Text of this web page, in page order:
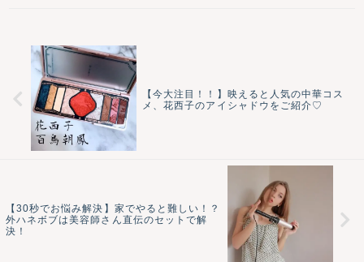
【今大注目！！】映えると人気の中華コス
メ、花西子のアイシャドウをご紹介♡
【30秒でお悩み解決】家でやると難しい！？
外ハネボブは美容師さん直伝のセットで解
決！